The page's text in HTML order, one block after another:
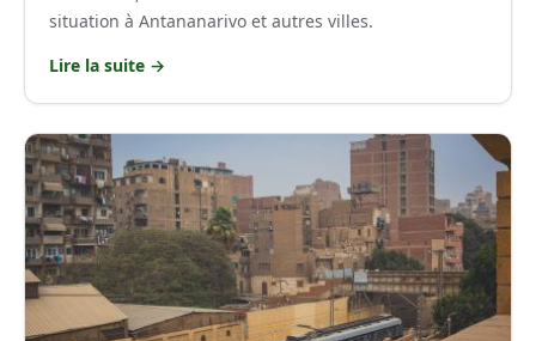
situation à Antananarivo et autres villes.
Lire la suite →